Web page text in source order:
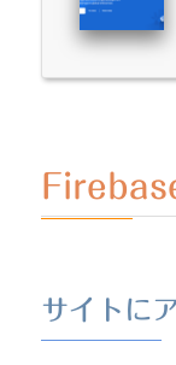
サイトに